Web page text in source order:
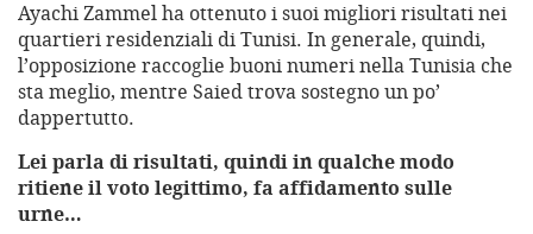
Ayachi Zammel ha ottenuto i suoi migliori risultati nei
quartieri residenziali di Tunisi. In generale, quindi,
l’opposizione raccoglie buoni numeri nella Tunisia che
sta meglio, mentre Saied trova sostegno un po’
dappertutto.
Lei parla di risultati, quindi in qualche modo
ritiene il voto legittimo, fa affidamento sulle
urne…